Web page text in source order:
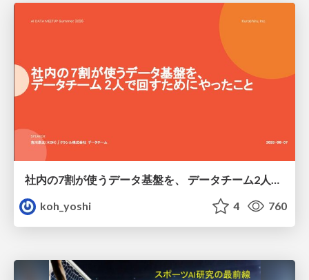
社内の7割が使うデータ基盤を、 データチーム2人で回すためにやったこと
koh_yoshi
4 760